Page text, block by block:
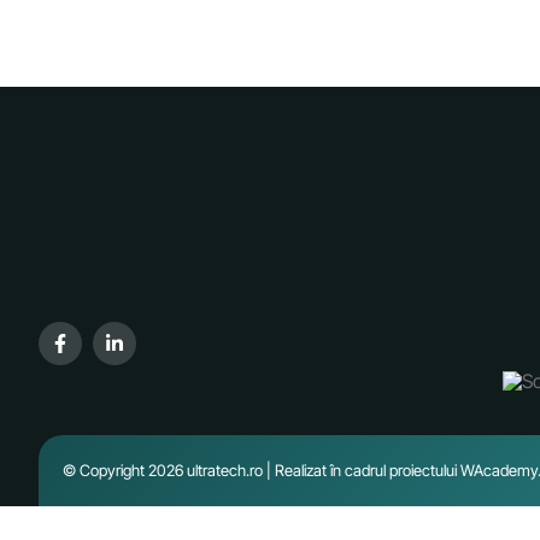
© Copyright 2026 ultratech.ro | Realizat în cadrul proiectului